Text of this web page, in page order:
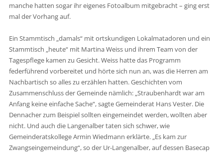
manche hatten sogar ihr eigenes Fotoalbum mitgebracht – ging erst
mal der Vorhang auf.
Ein Stammtisch „damals“ mit ortskundigen Lokalmatadoren und ein
Stammtisch „heute“ mit Martina Weiss und ihrem Team von der
Tagespflege kamen zu Gesicht. Weiss hatte das Programm
federführend vorbereitet und hörte sich nun an, was die Herren am
Nachbartisch so alles zu erzählen hatten. Geschichten vom
Zusammenschluss der Gemeinde nämlich: „Straubenhardt war am
Anfang keine einfache Sache“, sagte Gemeinderat Hans Vester. Die
Dennacher zum Beispiel sollten eingemeindet werden, wollten aber
nicht. Und auch die Langenalber taten sich schwer, wie
Gemeinderatskollege Armin Wiedmann erklärte. „Es kam zur
Zwangseingemeindung“, so der Ur-Langenalber, auf dessen Basecap